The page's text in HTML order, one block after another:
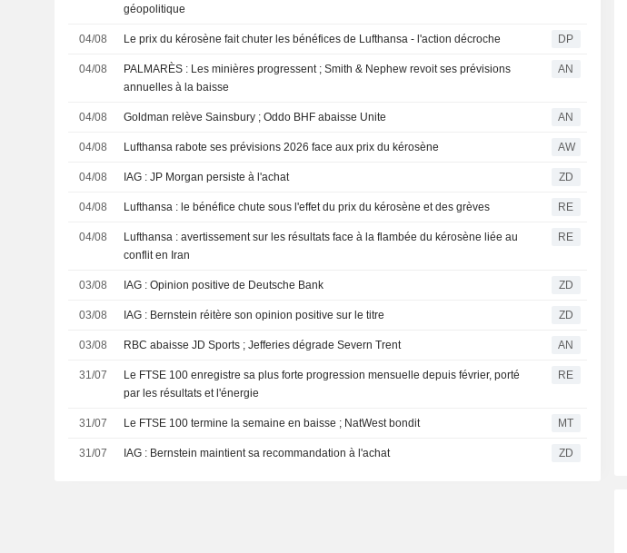
géopolitique
04/08 Le prix du kérosène fait chuter les bénéfices de Lufthansa - l'action décroche DP
04/08
PALMARÈS : Les minières progressent ; Smith & Nephew revoit ses prévisions
annuelles à la baisse
AN
04/08 Goldman relève Sainsbury ; Oddo BHF abaisse Unite AN
04/08 Lufthansa rabote ses prévisions 2026 face aux prix du kérosène AW
04/08 IAG : JP Morgan persiste à l'achat ZD
04/08 Lufthansa : le bénéfice chute sous l'effet du prix du kérosène et des grèves RE
04/08
Lufthansa : avertissement sur les résultats face à la flambée du kérosène liée au
conflit en Iran
RE
03/08 IAG : Opinion positive de Deutsche Bank ZD
03/08 IAG : Bernstein réitère son opinion positive sur le titre ZD
03/08 RBC abaisse JD Sports ; Jefferies dégrade Severn Trent AN
31/07
Le FTSE 100 enregistre sa plus forte progression mensuelle depuis février, porté
par les résultats et l'énergie
RE
31/07 Le FTSE 100 termine la semaine en baisse ; NatWest bondit MT
31/07 IAG : Bernstein maintient sa recommandation à l'achat ZD